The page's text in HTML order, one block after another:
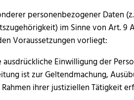
personenbezogener Daten
im Sinne von Art. 9
Voraussetzungen vorliegt:
ausdrückliche Einwilligung der
ist zur Geltendmachung,
ihrer justiziellen Tätigkeit